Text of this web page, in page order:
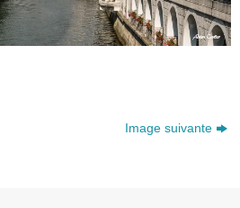
Image suivante